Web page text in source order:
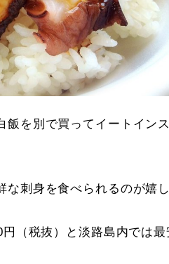
飯を別で買ってイートイン
刺身を食べられるのが嬉し
（税抜）と淡路島内では